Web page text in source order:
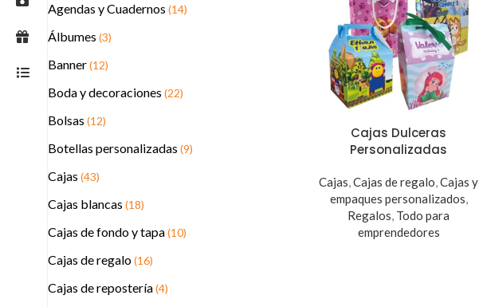
Agendas y Cuadernos (14)
Álbumes (3)
Banner(12)
Boda y decoraciones (22)
Bolsas (12)
Botellas personalizadas (9)
Cajas (43)
Cajas blancas (18)
Cajas de fondo y tapa(10)
Cajas de regalo(16)
Cajas de repostería(4)
Cajas Dulceras
Personalizadas
Cajas,Cajas de regalo,Cajas y
empaques personalizados,
Regalos, Todo para
emprendedores